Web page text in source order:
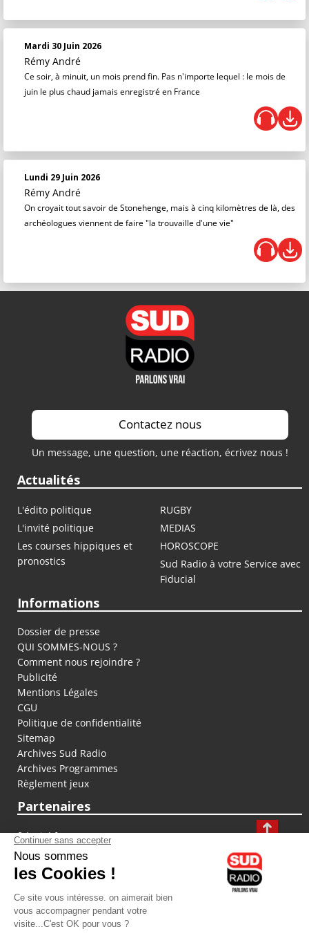
Mardi 30 Juin 2026
Rémy André
Ce soir, à minuit, un mois prend fin. Pas n'importe lequel : le mois de
juin le plus chaud jamais enregistré en France
Lundi 29 Juin 2026
Rémy André
On croyait tout savoir de Stonehenge, mais à cinq kilomètres de là, des
archéologues viennent de faire "la trouvaille d'une vie"
Contactez nous
Un message, une question, une réaction, écrivez nous !
Actualités
L'édito politique
RUGBY
L'invité politique
MEDIAS
Les courses hippiques et
pronostics
HOROSCOPE
Sud Radio à votre Service avec
Fiducial
Informations
Dossier de presse
QUI SOMMES-NOUS ?
Comment nous rejoindre ?
Publicité
Mentions Légales
CGU
Politique de confidentialité
Sitemap
Archives Sud Radio
Archives Programmes
Règlement jeux
Partenaires
fiducial.fr
lyoncapitale.fr
olympique-et-lyonnais.com
L'application Iphone / Android
Téléchargez l'application